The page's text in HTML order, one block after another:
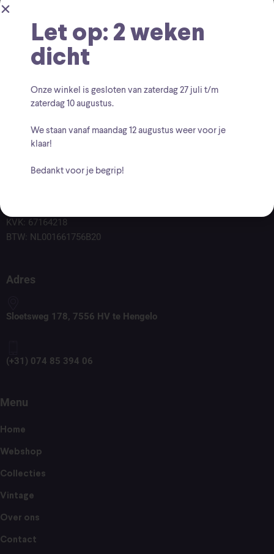
KVK: 67164218
BTW: NL001661756B20
Adres
Sloetsweg 178, 7556 HV te Hengelo
(+31) 074 85 394 06
Menu
Home
Webshop
Collecties
Vintage
Over ons
Contact
Let op: 2 weken
dicht
Onze winkel is gesloten van zaterdag27 juli t/m
zaterdag 10 augustus.
We staan vanaf maandag 12 augustus weer voor je
klaar!
Bedankt voor je begrip!